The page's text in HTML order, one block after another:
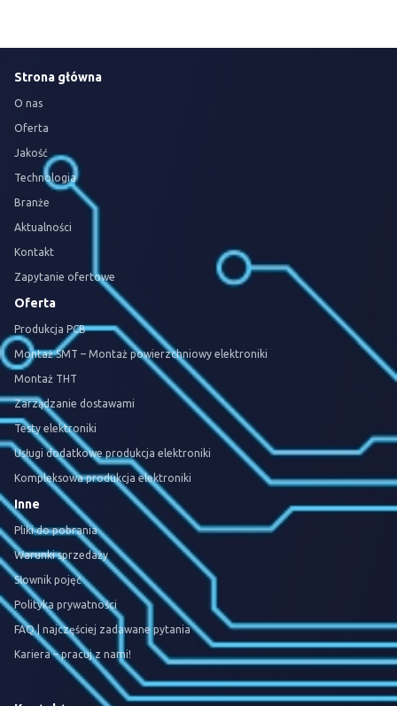
Strona główna
O nas
Oferta
Jakość
Technologia
Branże
Aktualności
Kontakt
Zapytanie ofertowe
Oferta
Produkcja PCB
Montaż SMT – Montaż powierzchniowy elektroniki
Montaż THT
Zarządzanie dostawami
Testy elektroniki
Usługi dodatkowe produkcja elektroniki
Kompleksowa produkcja elektroniki
Inne
Pliki do pobrania
Warunki sprzedaży
Słownik pojęć
Polityka prywatności
FAQ | najczęściej zadawane pytania
Kariera – pracuj z nami!